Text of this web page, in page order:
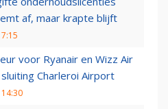
af, maar krapte blijft
voor Ryanair en Wizz Air
Charleroi Airport